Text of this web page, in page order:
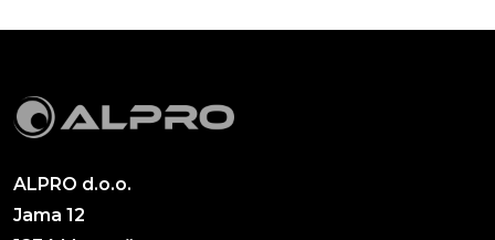
ALPRO d.o.o.
Jama 12